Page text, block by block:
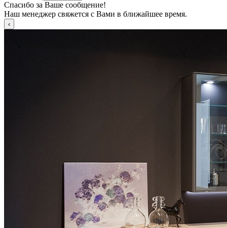
Спасибо за Ваше сообщение!
Наш менеджер свяжется с Вами в ближайшее время.